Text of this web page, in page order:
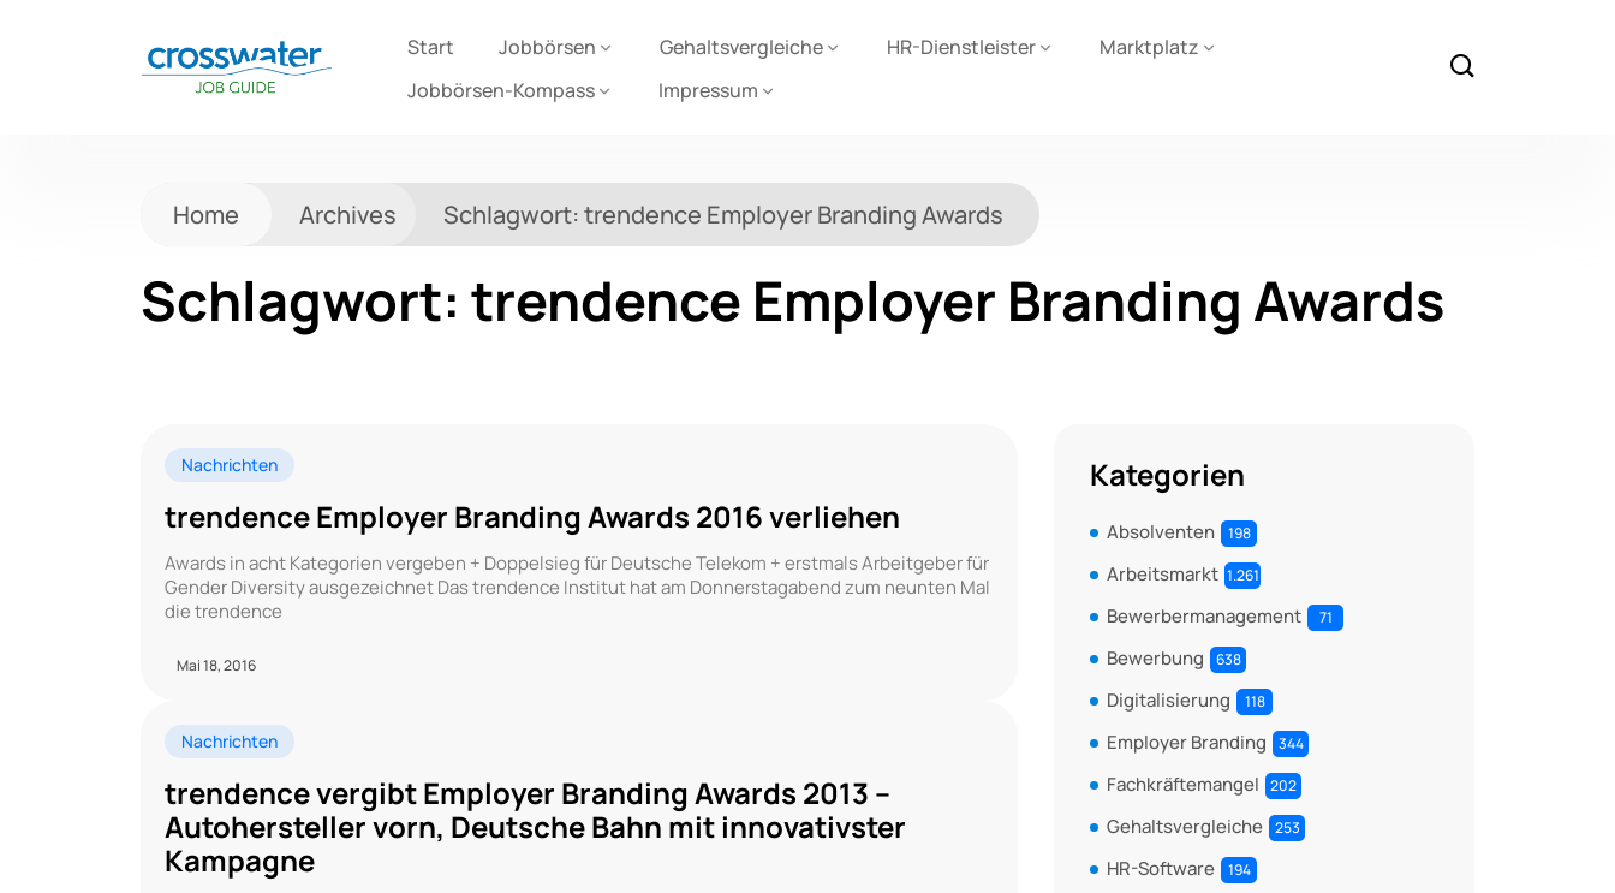
Start Jobbörsen Gehaltsvergleiche HR-Dienstleister
Marktplatz
Jobbörsen-Kompass
Impressum
Home Archives Schlagwort:trendence Employer Branding Awards
Schlagwort: trendence Employer Branding Awards
Nachrichten
trendence Employer Branding Awards 2016 verliehen
Awards in acht Kategorien vergeben + Doppelsieg für Deutsche Telekom + erstmals Arbeitgeber für
Gender Diversity ausgezeichnet Das trendence Institut hat am Donnerstagabend zum neunten Mal
die trendence
Mai 18, 2016
Nachrichten
trendence vergibt Employer Branding Awards 2013 –
Autohersteller vorn, Deutsche Bahn mit innovativster
Kampagne
Kategorien
Absolventen 198
Arbeitsmarkt 1.261
Bewerbermanagement 71
Bewerbung 638
Digitalisierung 118
Employer Branding 344
Fachkräftemangel 202
Gehaltsvergleiche 253
HR-Software 194